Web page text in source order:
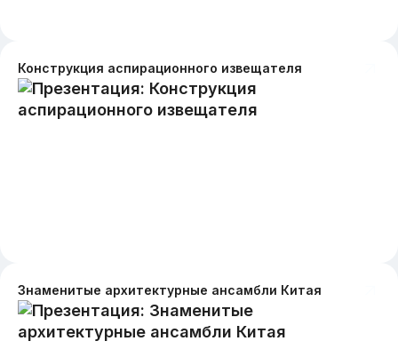
Конструкция аспирационного извещателя
Знаменитые архитектурные ансамбли Китая